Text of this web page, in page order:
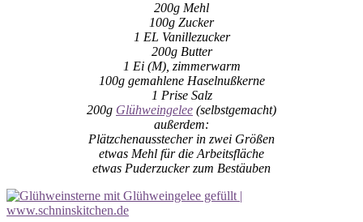
200g Mehl
100g Zucker
1 EL Vanillezucker
200g Butter
1 Ei (M), zimmerwarm
100g gemahlene Haselnußkerne
1 Prise Salz
200g Glühweingelee (selbstgemacht)
außerdem:
Plätzchenausstecher in zwei Größen
etwas Mehl für die Arbeitsfläche
etwas Puderzucker zum Bestäuben